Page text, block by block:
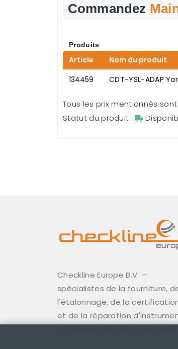
Commandez
Produits
Article Nom du produit
134459
CDT-YSL-ADAP
Tous les prix mentionnés
Statut du produit :
Checkline Europe B.V. —
spécialistes de la fourniture,
l'étalonnage, de la
et de la réparation